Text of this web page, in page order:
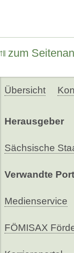
zum
Übersicht
Herausgeber
Sächsische
Verwandte
Medienservice
FÖMISAX